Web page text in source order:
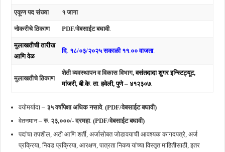
एकूण पद संख्या १ जागा
नोकरीचे ठिकाण PDF/वेबसाईट बघावी.
मुलाखतीची तारीख
आणि वेळ
दि. १८/०३/२०२५सकाळी ११ ००वाजता.
मुलाखतीचे ठिकाण
शेती व्यवस्थापन व विकास विभाग,वसंतदादा शुगर इन्स्टिट्यूट,
मांजरी, बी.के.ता. हवेली, पुणे– ४१२३०७.
वयोमर्यादा – ३५ वर्षांपेक्षा अधिक नसावे.(PDF/वेबसाईट बघावी)
वेतनमान –रु. २३,०००/- दरमहा.(PDF/वेबसाईट बघावी)
पदांचा तपशील, अटी आणि शर्ती, अर्जासोबत जोडावयाची आवश्यक कागदपत्रे, अर्ज
प्रक्रिया, निवड प्रक्रिया, आरक्षण, पात्रता निकष यांच्या विस्तृत माहितीसाठी, इतर